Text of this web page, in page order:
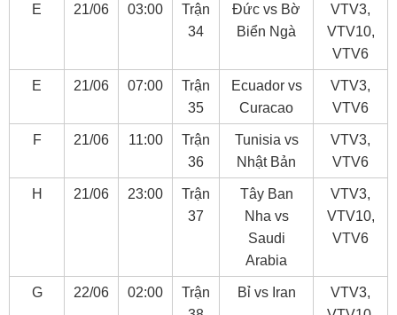
E 21/06 03:00
Trận
34
Đức vs Bờ
Biển Ngà
VTV3,
VTV10,
VTV6
E 21/06 07:00
Trận
35
Ecuador vs
Curacao
VTV3,
VTV6
F 21/06 11:00
Trận
36
Tunisia vs
Nhật Bản
VTV3,
VTV6
H 21/06 23:00
Trận
37
Tây Ban
Nha vs
Saudi
Arabia
VTV3,
VTV10,
VTV6
G 22/06 02:00
Trận
Bỉ vs Iran
VTV3,